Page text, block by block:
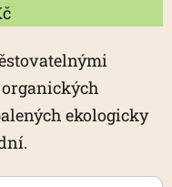
ekologicky